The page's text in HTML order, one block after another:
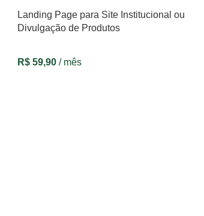
Landing Page para Site Institucional ou
Divulgação de Produtos
R$59,90 / mês